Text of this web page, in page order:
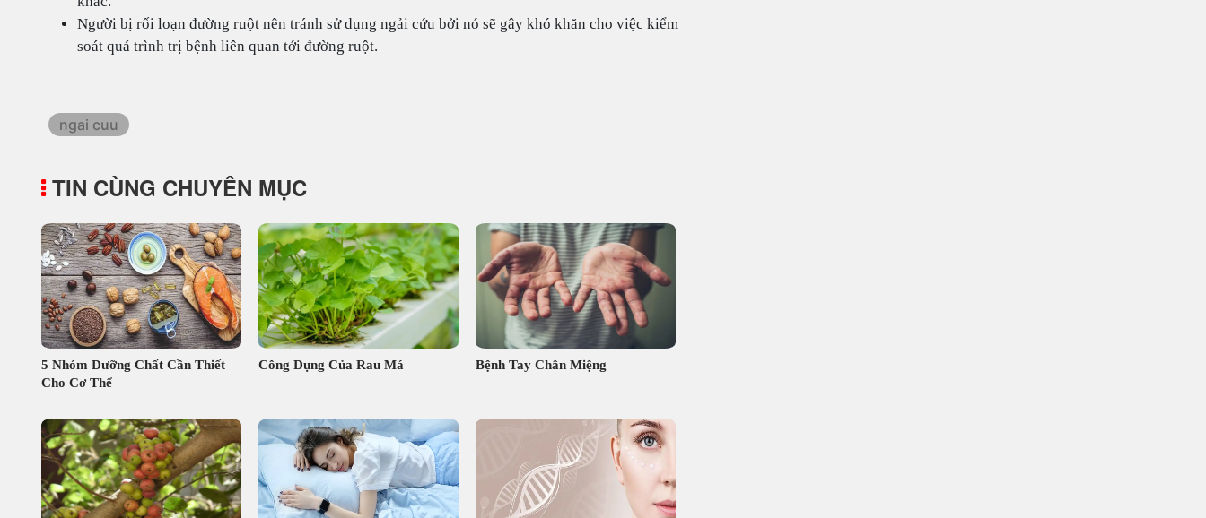
Người bị rối loạn đường ruột nên tránh sử dụng ngải cứu bởi nó sẽ gây khó khăn cho việc kiểm
soát quá trình trị bệnh liên quan tới đường ruột.
ngai cuu
TIN CÙNG CHUYÊN MỤC
5 Nhóm Dưỡng Chất Cần Thiết
Cho Cơ Thể
Công Dụng Của Rau Má Bệnh Tay Chân Miệng